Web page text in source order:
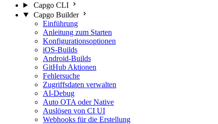
Capgo CLI
Capgo Builder
Einführung
Anleitung zum Starten
Konfigurationsoptionen
iOS-Builds
Android-Builds
GitHub Aktionen
Fehlersuche
Zugriffsdaten verwalten
AI-Debug
Auto OTA oder Native
Auslösen von CI UI
Webhooks für die Erstellung